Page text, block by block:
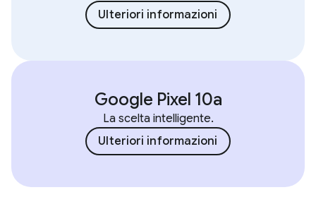
Ulteriori informazioni
Google Pixel 10a
La scelta intelligente.
Ulteriori informazioni